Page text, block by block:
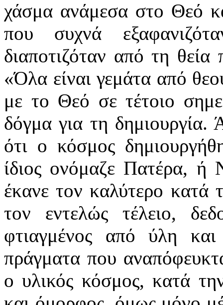
χάσμα ανάμεσα στο Θεό
που συχνά
διαποτιζόταν από τη
«Όλα είναι γεμάτα από
με το Θεό σε τέτοιο
δόγμα για τη
ότι ο κόσμος
ίδιος ονόμαζε Πατέρα, ή
έκανε τον καλύτερο κατά
τον εντελώς τέλειο,
φτιαγμένος από ύλη
πράγματα που
ο υλικός κόσμος, κατά